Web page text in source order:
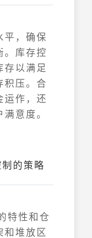
平，确保
。库存控
以满足
积压。合
运作，还
意度。
的策略
特性和仓
和堆放区